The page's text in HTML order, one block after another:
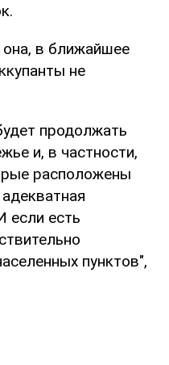
в ближайшее
не
продолжать
и, в частности,
расположены
если есть
пунктов",